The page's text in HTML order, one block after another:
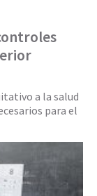
a la salud
para el